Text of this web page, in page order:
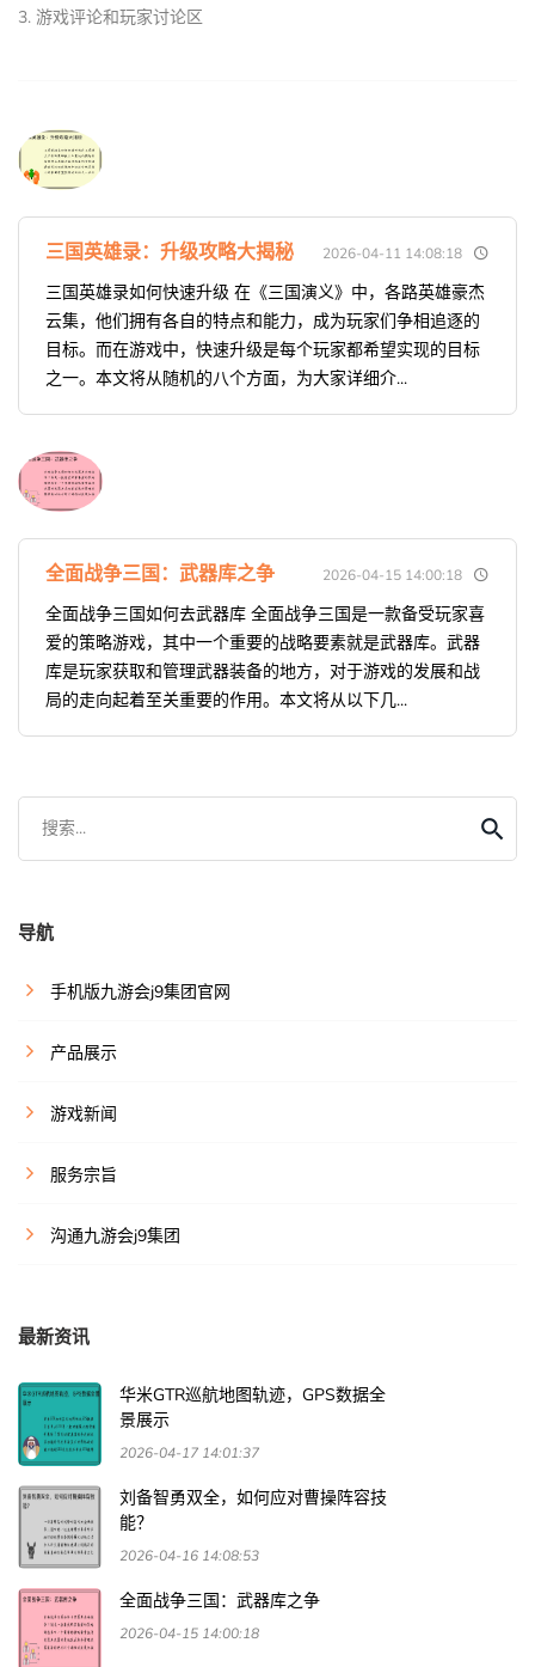
3. 游戏评论和玩家讨论区
三国英雄录：升级攻略大揭秘 2026-04-11 14:08:18
三国英雄录如何快速升级 在《三国演义》中，各路英雄豪杰
云集，他们拥有各自的特点和能力，成为玩家们争相追逐的
目标。而在游戏中，快速升级是每个玩家都希望实现的目标
之一。本文将从随机的八个方面，为大家详细介...
全面战争三国：武器库之争 2026-04-15 14:00:18
全面战争三国如何去武器库 全面战争三国是一款备受玩家喜
爱的策略游戏，其中一个重要的战略要素就是武器库。武器
库是玩家获取和管理武器装备的地方，对于游戏的发展和战
局的走向起着至关重要的作用。本文将从以下几...
搜索...
导航
手机版九游会j9集团官网
产品展示
游戏新闻
服务宗旨
沟通九游会j9集团
最新资讯
华米GTR巡航地图轨迹，GPS数据全
景展示
2026-04-17 14:01:37
刘备智勇双全，如何应对曹操阵容技
能？
2026-04-16 14:08:53
全面战争三国：武器库之争
2026-04-15 14:00:18